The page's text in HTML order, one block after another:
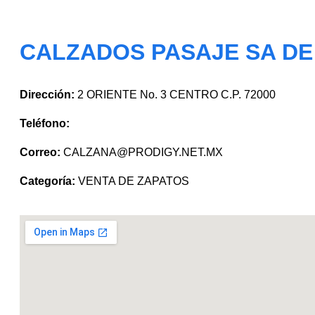
CALZADOS PASAJE SA
Dirección: 2 ORIENTE No. 3 CENTRO C.P. 72000
Teléfono:
Correo: CALZANA@PRODIGY.NET.MX
Categoría: VENTA DE ZAPATOS